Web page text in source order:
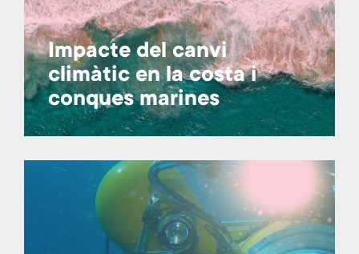
Impacte del canvi
climàtic en la costa i
conques marines